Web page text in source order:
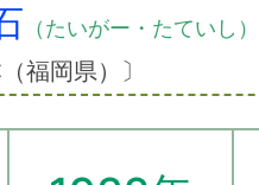
（たいがー・たていし）
福岡県）〕